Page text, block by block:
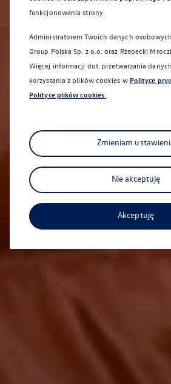
Samochody
funkcjonowania strony.
Administratorem Twoich danych
Group Polska Sp. z o.o. oraz Rzepecki
Więcej informacji dot. przetwarzania
korzystania z plików cookies w Polityce
Polityce plików cookies .
Zmieniam
Nie akceptuję
Akceptuję